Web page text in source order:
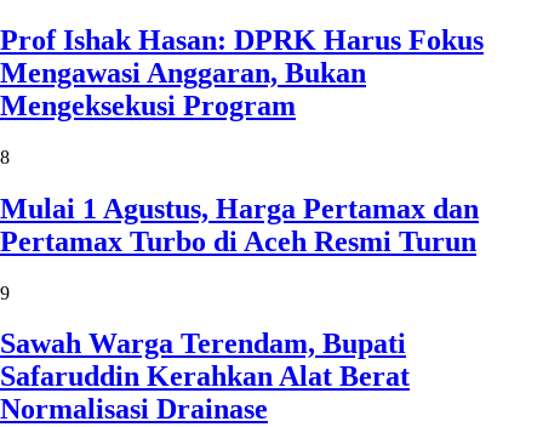
Prof Ishak Hasan: DPRK Harus Fokus
Mengawasi Anggaran, Bukan
Mengeksekusi Program
8
Mulai 1 Agustus, Harga Pertamax dan
Pertamax Turbo di Aceh Resmi Turun
9
Sawah Warga Terendam, Bupati
Safaruddin Kerahkan Alat Berat
Normalisasi Drainase